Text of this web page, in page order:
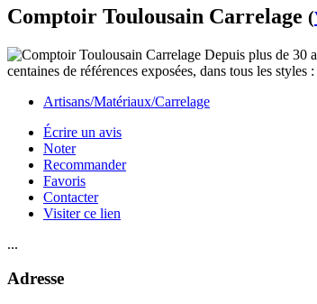
Comptoir Toulousain Carrelage (
Depuis plus de 30
centaines de références exposées, dans tous les
Artisans/Matériaux/Carrelage
Écrire un avis
Noter
Recommander
Favoris
Contacter
Visiter ce lien
...
Adresse